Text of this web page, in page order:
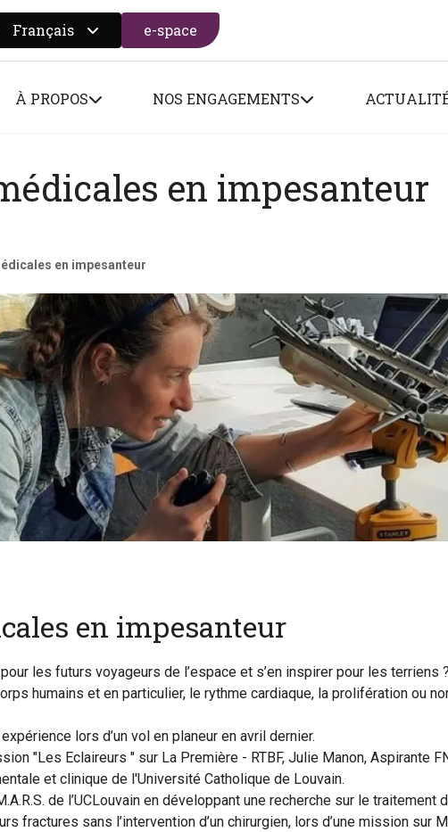
search form
Français e-space
À PROPOS NOS ENGAGEMENTS
en impesanteur
en impesanteur
en impesanteur
les futurs voyageurs de l’espace et s’en inspirer pour les terriens ?
humains et en particulier, le rythme cardiaque, la prolifération ou
lors d’un vol en planeur en avril dernier.
"Les Eclaireurs " sur La Première - RTBF, Julie Manon, Aspirante
et clinique de l'Université Catholique de Louvain.
de l’UCLouvain en développant une recherche sur le
fractures sans l’intervention d’un chirurgien, lors d’une mission sur